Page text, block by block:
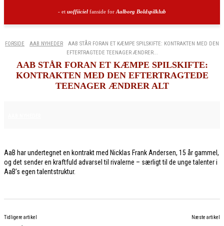
- et uoffiiciel fanside for Aalborg Boldspilklub
FORSIDE AAB NYHEDER
AAB STÅR FORAN ET KÆMPE SPILSKIFTE: KONTRAKTEN MED DEN
EFTERTRAGTEDE TEENAGER ÆNDRER...
AAB STÅR FORAN ET KÆMPE SPILSKIFTE:
KONTRAKTEN MED DEN EFTERTRAGTEDE
TEENAGER ÆNDRER ALT
AaB har undertegnet en kontrakt med Nicklas Frank Andersen, 15 år gammel,
og det sender en kraftfuld advarsel til rivalerne – særligt til de unge talenter i
AaB’s egen talentstruktur.
Tidligere artikel
Næste artikel